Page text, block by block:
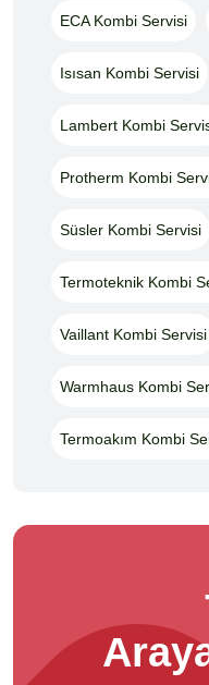
ECA Kombi Servisi
Isısan Kombi Servisi
Lambert Kombi
Protherm Kombi
Süsler Kombi Servisi
Termoteknik Kombi
Vaillant Kombi Servisi
Warmhaus Kombi
Termoakım Kombi